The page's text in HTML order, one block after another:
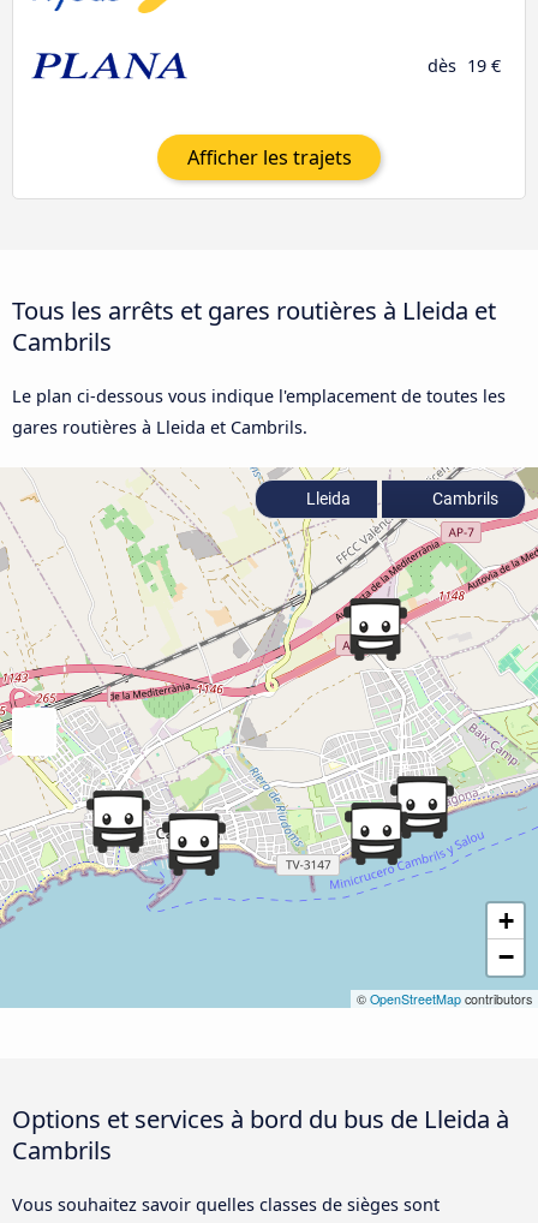
dès 19 €
Afficher les trajets
Tous les arrêts et gares routières à Lleida et
Cambrils
Le plan ci-dessous vous indique l'emplacement de toutes les
gares routières à Lleida et Cambrils.
+
−
© OpenStreetMap contributors
Lleida Cambrils
Options et services à bord du bus de Lleida à
Cambrils
Vous souhaitez savoir quelles classes de sièges sont